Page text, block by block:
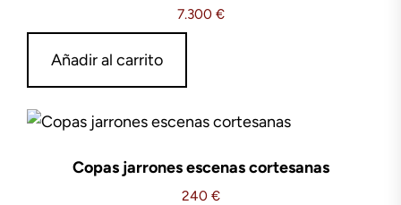
7.300 €
Añadir al carrito
Copas jarrones escenas cortesanas
240 €